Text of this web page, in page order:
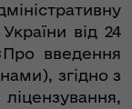
від 24
введення
згідно з